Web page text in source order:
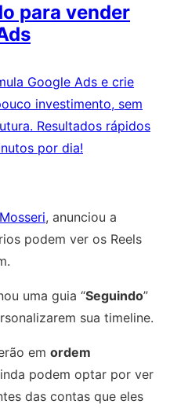
para vender
Google Ads e crie
investimento, sem
Resultados rápidos
por dia!
, anunciou a
podem ver os Reels
uma guia “Seguindo”
sua timeline.
em ordem
podem optar por ver
das contas que eles